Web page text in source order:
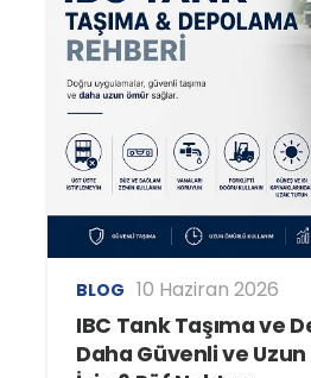
BLOG 10 Haziran 2026
IBC Tank Taşıma ve
Daha Güvenli ve